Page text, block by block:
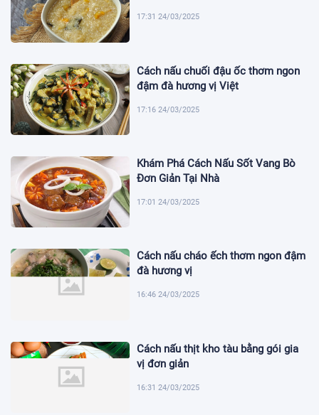
17:31 24/03/2025
Cách nấu chuối đậu ốc thơm ngon
đậm đà hương vị Việt
17:16 24/03/2025
Khám Phá Cách Nấu Sốt Vang Bò
Đơn Giản Tại Nhà
17:01 24/03/2025
Cách nấu cháo ếch thơm ngon đậm
đà hương vị
16:46 24/03/2025
Cách nấu thịt kho tàu bằng gói gia
vị đơn giản
16:31 24/03/2025